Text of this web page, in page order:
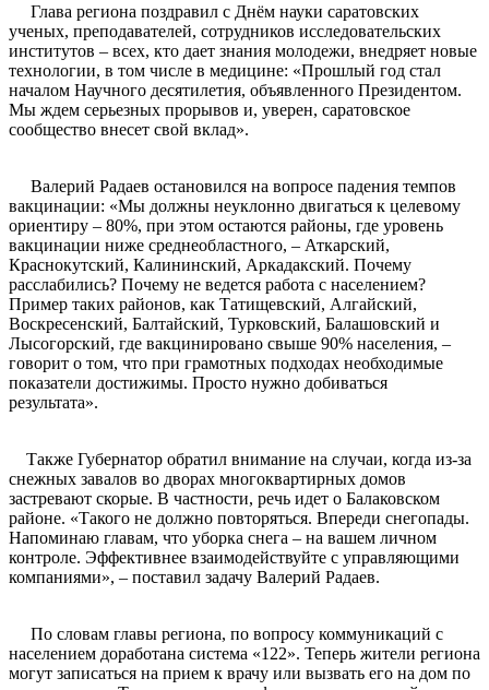
Глава региона поздравил с Днём науки саратовских
ученых, преподавателей, сотрудников исследовательских
институтов – всех, кто дает знания молодежи, внедряет новые
технологии, в том числе в медицине: «Прошлый год стал
началом Научного десятилетия, объявленного Президентом.
Мы ждем серьезных прорывов и, уверен, саратовское
сообщество внесет свой вклад».
Валерий Радаев остановился на вопросе падения темпов
вакцинации: «Мы должны неуклонно двигаться к целевому
ориентиру – 80%, при этом остаются районы, где уровень
вакцинации ниже среднеобластного, – Аткарский,
Краснокутский, Калининский, Аркадакский. Почему
расслабились? Почему не ведется работа с населением?
Пример таких районов, как Татищевский, Алгайский,
Воскресенский, Балтайский, Турковский, Балашовский и
Лысогорский, где вакцинировано свыше 90% населения, –
говорит о том, что при грамотных подходах необходимые
показатели достижимы. Просто нужно добиваться
результата».
Также Губернатор обратил внимание на случаи, когда из-за
снежных завалов во дворах многоквартирных домов
застревают скорые. В частности, речь идет о Балаковском
районе. «Такого не должно повторяться. Впереди снегопады.
Напоминаю главам, что уборка снега – на вашем личном
контроле. Эффективнее взаимодействуйте с управляющими
компаниями», – поставил задачу Валерий Радаев.
По словам главы региона, по вопросу коммуникаций с
населением доработана система «122». Теперь жители региона
могут записаться на прием к врачу или вызвать его на дом по